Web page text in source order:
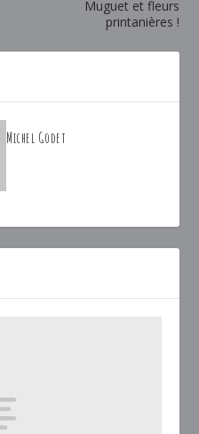
Muguet et fleurs
printanières !
Michel Godet